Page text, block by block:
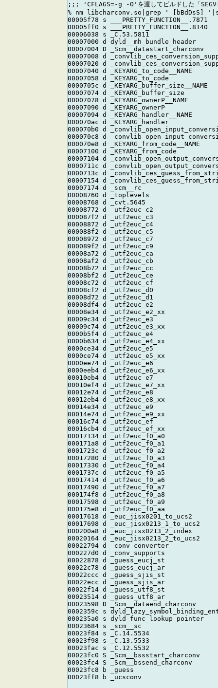
;;; 'CFLAGS=-g -O'を渡してビルドした「SEGV
% nm libcharconv.so|grep '
00005f78 s ___PRETTY_FUNCTION__.7871
00005ff0 s ___PRETTY_FUNCTION__.8140
00006038 s _C.53.5811
00007000 d dyld__mh_bundle_header
00007004 D _Scm__datastart_charconv
00007008 d
00007020 d
00007040 d _KEYARG_to_code__NAME
00007058 d _KEYARG_to_code
0000705c d _KEYARG_buffer_size__NAME
00007074 d _KEYARG_buffer_size
00007078 d _KEYARG_ownerP__NAME
00007090 d _KEYARG_ownerP
00007094 d _KEYARG_handler__NAME
000070ac d _KEYARG_handler
000070b0 d
000070c8 d
000070e8 d _KEYARG_from_code__NAME
00007100 d _KEYARG_from_code
00007104 d
0000711c d
0000713c d
00007154 d
00007174 d _scm__rc
00008760 d _toplevels
00008768 d _cvt.5645
00008772 d _utf2euc_c2
000087f2 d _utf2euc_c3
00008872 d _utf2euc_c4
000088f2 d _utf2euc_c5
00008972 d _utf2euc_c7
000089f2 d _utf2euc_c9
00008a72 d _utf2euc_ca
00008af2 d _utf2euc_cb
00008b72 d _utf2euc_cc
00008bf2 d _utf2euc_ce
00008c72 d _utf2euc_cf
00008cf2 d _utf2euc_d0
00008d72 d _utf2euc_d1
00008df4 d _utf2euc_e2
00008e34 d _utf2euc_e2_xx
00009c34 d _utf2euc_e3
00009c74 d _utf2euc_e3_xx
0000b5f4 d _utf2euc_e4
0000b634 d _utf2euc_e4_xx
0000ce34 d _utf2euc_e5
0000ce74 d _utf2euc_e5_xx
0000ee74 d _utf2euc_e6
0000eeb4 d _utf2euc_e6_xx
00010eb4 d _utf2euc_e7
00010ef4 d _utf2euc_e7_xx
00012e74 d _utf2euc_e8
00012eb4 d _utf2euc_e8_xx
00014e34 d _utf2euc_e9
00014e74 d _utf2euc_e9_xx
00016c74 d _utf2euc_ef
00016cb4 d _utf2euc_ef_xx
00017134 d _utf2euc_f0_a0
000171a8 d _utf2euc_f0_a1
0001723c d _utf2euc_f0_a2
00017280 d _utf2euc_f0_a3
00017330 d _utf2euc_f0_a4
0001737c d _utf2euc_f0_a5
00017414 d _utf2euc_f0_a6
00017490 d _utf2euc_f0_a7
000174f8 d _utf2euc_f0_a8
00017598 d _utf2euc_f0_a9
000175e8 d _utf2euc_f0_aa
00017618 d _euc_jisx0201_to_ucs2
00017698 d _euc_jisx0213_1_to_ucs2
000200a8 d _euc_jisx0213_2_index
00020164 d _euc_jisx0213_2_to_ucs2
00022794 d _conv_converter
000227d0 d _conv_supports
00022878 d _guess_eucj_st
00022c78 d _guess_eucj_ar
00022ccc d _guess_sjis_st
00022ecc d _guess_sjis_ar
00022f14 d _guess_utf8_st
00023514 d _guess_utf8_ar
00023598 D _Scm__dataend_charconv
0002359c s
000235a0 s dyld_func_lookup_pointer
00023684 s _scm__sc
00023f84 s _C.14.5534
00023f98 s _C.13.5533
00023fac s _C.12.5532
00023fc0 S _Scm__bssstart_charconv
00023fc4 S _Scm__bssend_charconv
00023fc8 b _guess
00023ff8 b _ucsconv